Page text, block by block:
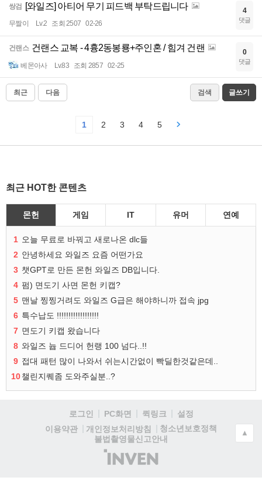
쌍검 [와일즈] 아티어 무기 피드백 부탁드립니다
무짤이 Lv.2 조회 2507 02-26
4
댓글
건랜스 건랜스 교복 - 4흉2동봉룡+주인혼 / 힘겨 건랜
베몬아사 Lv.83 조회 2857 02-25
0
댓글
최근 다음 검색 글쓰기
1 2 3 4 5
최근 HOT한 콘텐츠
몬헌 게임 IT 유머 연예
1 오늘 무료로 바꿔고 새로나온 dlc들
2 안녕하세요 와일즈 요즘 어떤가요
3 챗GPT로 만든 몬헌 와일즈 DB입니다.
4 펌) 면도기 사면 몬헌 키캡?
5 맨날 찡찡거려도 와일즈 G급은 해야하니까 접속 jpg
6 특수납도 !!!!!!!!!!!!!!!!!!
7 면도기 키캡 왔습니다
8 와일즈 늅 드디어 헌랭 100 넘다..!!
9 접대 패턴 많이 나와서 쉬는시간없이 빡딜한것같은데..
10챌린지퀘좀 도와주실분..?
로그인 PC화면 퀵링크
설정
이용약관
개인정보처리방침
청소년보호정책
불법촬영물신고안내
(주)
인
▲